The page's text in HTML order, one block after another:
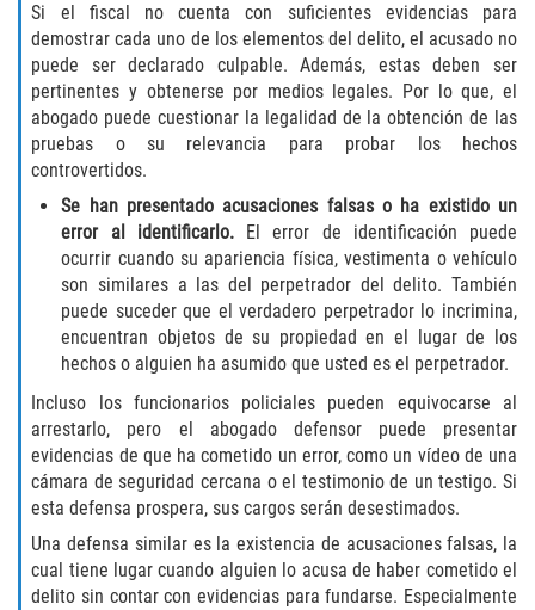
Orden de Protección de Emergencia
Orden de Restricción Permanente
Orden de Restricción Temporal
Órdenes de Restricción
Porno Venganza
Publicar Información Dañina en
Internet
Violación de una Orden de
Restricción
Sustracción de Menores
Aggravated Trespass
Si el fiscal no cuenta con suficientes evidencias para
demostrar cada uno de los elementos del delito, el acusado no
puede ser declarado culpable. Además, estas deben ser
pertinentes y obtenerse por medios legales. Por lo que, el
abogado puede cuestionar la legalidad de la obtención de las
pruebas o su relevancia para probar los hechos
controvertidos.
Se han presentado acusaciones falsas o ha existido un
error al identificarlo.
El error de identificación puede
ocurrir cuando su apariencia física, vestimenta o vehículo
son similares a las del perpetrador del delito. También
puede suceder que el verdadero perpetrador lo incrimina,
encuentran objetos de su propiedad en el lugar de los
hechos o alguien ha asumido que usted es el perpetrador.
Incluso los funcionarios policiales pueden equivocarse al
arrestarlo, pero el abogado defensor puede presentar
evidencias de que ha cometido un error, como un vídeo de una
cámara de seguridad cercana o el testimonio de un testigo. Si
esta defensa prospera, sus cargos serán desestimados.
Una defensa similar es la existencia de acusaciones falsas, la
cual tiene lugar cuando alguien lo acusa de haber cometido el
delito sin contar con evidencias para fundarse. Especialmente